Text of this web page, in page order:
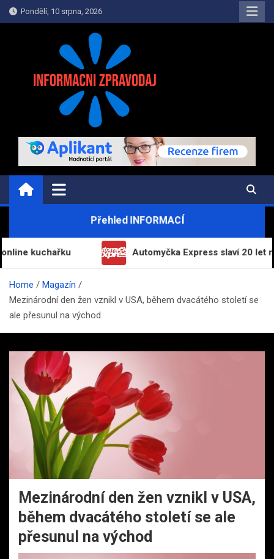
Skip
to
Pondělí, 10 srpna, 2026
INFORMAČNÍ-ZPRAVODAJ.CZ
Informace a zpravodajství on-line
Přehled INFORMACÍ
Automyčka Express slaví 20 let na trhu
Home
Magazín
Mezinárodní den žen vznikl v USA, během dvacátého století se
ale přesunul na východ
Mezinárodní den žen vznikl v USA,
během dvacátého století se ale
přesunul na východ